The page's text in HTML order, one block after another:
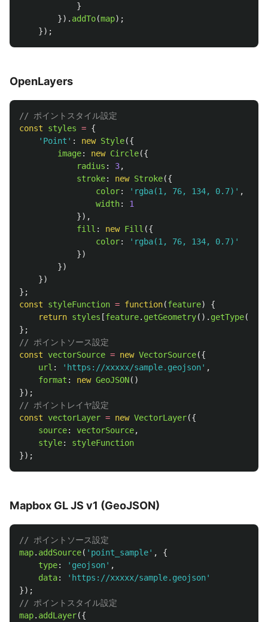
}
}). addTo(map);
});
OpenLayers
// ポイントスタイル設定
const
styles = {
' Point ' : new Style({
image: new Circle({
radius : 3,
stroke: new Stroke({
color: ' rgba(1, 76, 134, 0.7) ' ,
width:
1
}),
fill : new Fill ({
color: ' rgba(1, 76, 134, 0.7) '
})
})
})
};
const
styleFunction = function(feature)
{
return styles [feature. getGeometry(). getType()];
};
// ポイントソース設定
const vectorSource = new VectorSource({
url : ' https://xxxxx/sample.geojson' ,
format : new GeoJSON()
});
// ポイントレイヤ設定
const vectorLayer = new VectorLayer({
source: vectorSource,
style:
styleFunction
});
Mapbox GL JS v1 (GeoJSON)
// ポイントソース設定
map. addSource( ' point_sample' ,
{
type: ' geojson' ,
data: ' https://xxxxx/sample.geojson'
});
// ポイントスタイル設定
map. addLayer({